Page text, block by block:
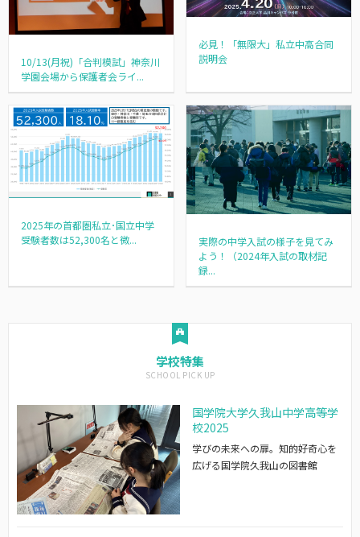
10/13(月祝)「合判模試」神奈川
学園会場から保護者会ライ...
必見！「無限大」私立中高合同
説明会
2025年の首都圏私立･国立中学
受験者数は52,300名と微...
実際の中学入試の様子を見てみ
よう！（2024年入試の取材記
録...
学校特集
国学院大学久我山中学高等学
校2025
学びの未来への扉。知的好奇心を
広げる国学院久我山の図書館